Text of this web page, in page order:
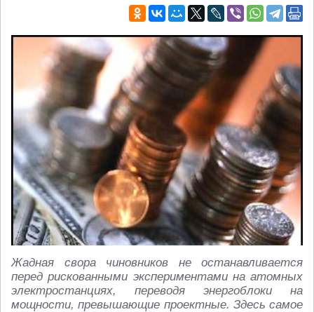
Жадная свора чиновников не останавливается
перед рискованными экспериментами на атомных
электростанциях, переводя энергоблоки на
мощности, превышающие проектные. Здесь самое